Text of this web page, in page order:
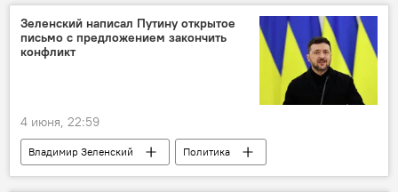
Зеленский написал Путину открытое
письмо с предложением закончить
конфликт
4 июня, 22:59
Владимир Зеленский
Политика
Россия
Владимир Путин